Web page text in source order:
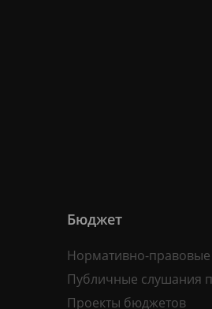
Бюджет
Нормативно-
Публичные слушания
Проекты бюджетов